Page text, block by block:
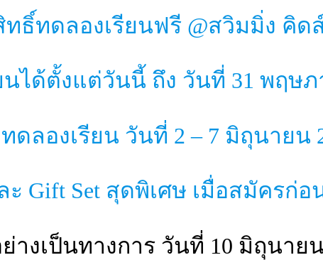
ทธิ์ทดลองเรียนฟรี @สวิมมิ่ง คิ
นได้ตั้งแต่วันนี้ ถึง วันที่ 31 พฤษภ
ทดลองเรียน วันที่ 2 – 7 มิถุนายน
Gift Set สุดพิเศษ เมื่อสมัครก่อ
างเป็นทางการ วันที่ 10 มิถุนาย